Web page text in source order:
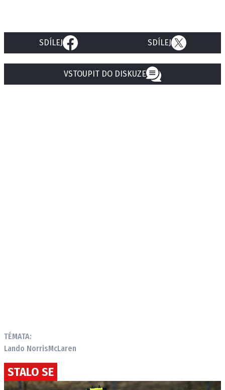
SDÍLEJ SDÍLEJ
VSTOUPIT DO DISKUZE
TÉMATA:
Lando NorrisMcLaren
STALO SE